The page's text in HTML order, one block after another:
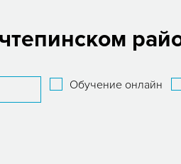
Обучение онлайн